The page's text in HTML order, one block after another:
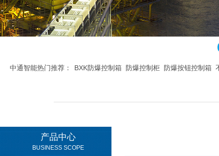
中通智能热门推荐： BXK防爆控制箱 防爆控制柜 防爆按钮控制箱
产品中心
BUSINESS SCOPE